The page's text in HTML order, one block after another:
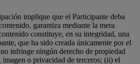
implique que el Participante deba
garantiza mediante la mera
constituye, en su integridad, una
que ha sido creada únicamente por el
infringe ningún derecho de propiedad
o privacidad de terceros; (ii) el